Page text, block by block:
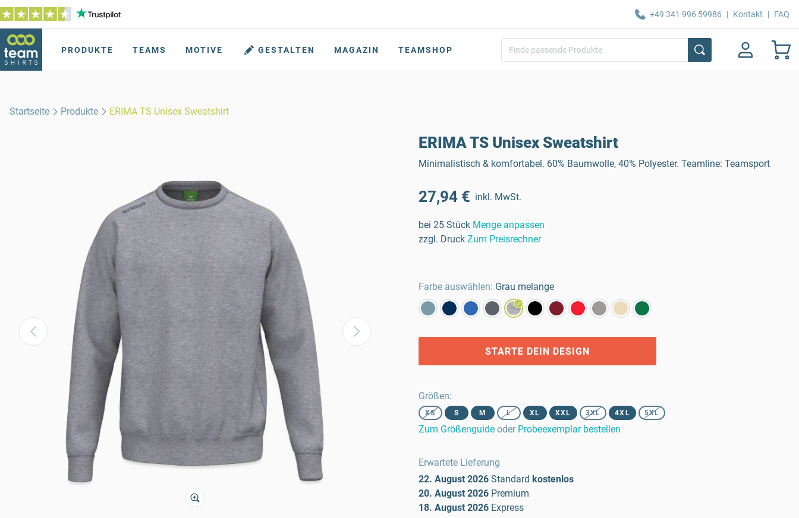
+49 341 996 59986 | Kontakt | FAQ
PRODUKTE TEAMS MOTIVE GESTALTEN MAGAZIN TEAMSHOP
Startseite Produkte ERIMA TS Unisex Sweatshirt
ERIMA TS Unisex Sweatshirt
Minimalistisch & komfortabel. 60% Baumwolle, 40% Polyester. Teamline: Teamsport
27,94 € inkl. MwSt.
bei 25 Stück Menge anpassen
zzgl. Druck Zum Preisrechner
Farbe auswählen: Grau melange
STARTE DEIN DESIGN
Größen:
XS S M L XL XXL 3XL 4XL 5XL
Zum Größenguide oder Probeexemplar bestellen
Erwartete Lieferung
22. August 2026 Standard kostenlos
20. August 2026 Premium
18. August 2026 Express